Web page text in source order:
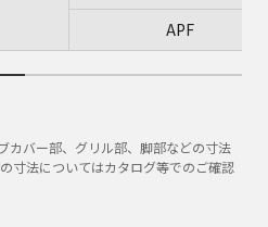
APF
カバー部、グリル部、脚部などの寸法
寸法についてはカタログ等でのご確認